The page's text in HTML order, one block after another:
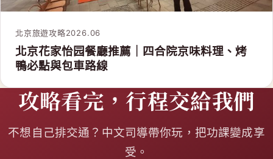
北京旅遊攻略2026.06
北京花家怡园餐廳推薦｜四合院京味料理、烤
鴨必點與包車路線
攻略看完，行程交給我們
不想自己排交通？中文司導帶你玩，把功課變成享
受。